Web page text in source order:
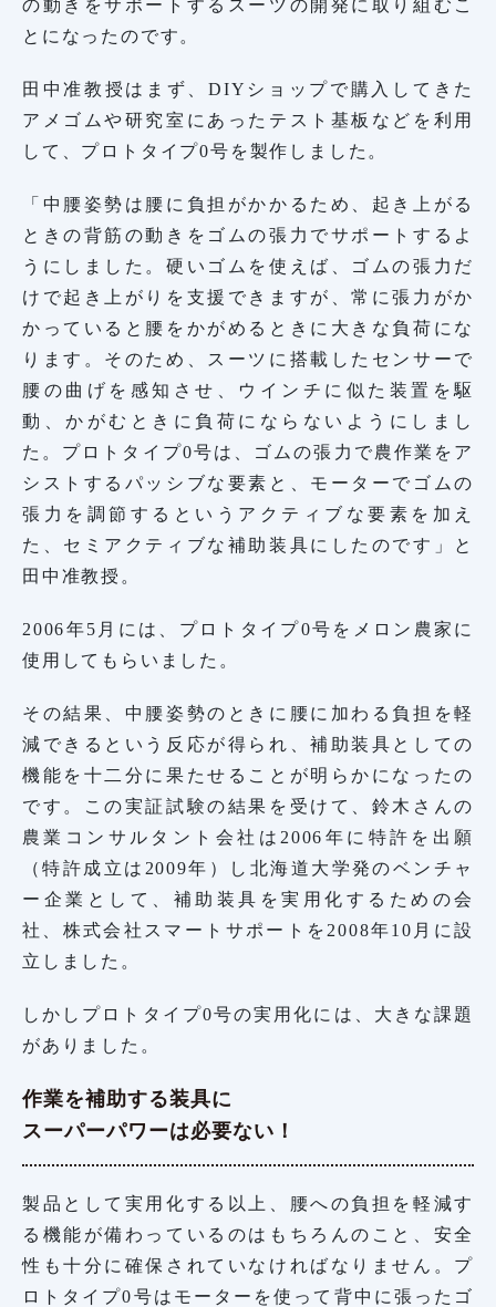
の動きをサポートするスーツの開発に取り組むこ
とになったのです。
田中准教授はまず、DIYショップで購入してきた
アメゴムや研究室にあったテスト基板などを利用
して、プロトタイプ0号を製作しました。
「中腰姿勢は腰に負担がかかるため、起き上がる
ときの背筋の動きをゴムの張力でサポートするよ
うにしました。硬いゴムを使えば、ゴムの張力だ
けで起き上がりを支援できますが、常に張力がか
かっていると腰をかがめるときに大きな負荷にな
ります。そのため、スーツに搭載したセンサーで
腰の曲げを感知させ、ウインチに似た装置を駆
動、かがむときに負荷にならないようにしまし
た。プロトタイプ0号は、ゴムの張力で農作業をア
シストするパッシブな要素と、モーターでゴムの
張力を調節するというアクティブな要素を加え
た、セミアクティブな補助装具にしたのです」と
田中准教授。
2006年5月には、プロトタイプ0号をメロン農家に
使用してもらいました。
その結果、中腰姿勢のときに腰に加わる負担を軽
減できるという反応が得られ、補助装具としての
機能を十二分に果たせることが明らかになったの
です。この実証試験の結果を受けて、鈴木さんの
農業コンサルタント会社は2006年に特許を出願
（特許成立は2009年）し北海道大学発のベンチャ
ー企業として、補助装具を実用化するための会
社、株式会社スマートサポートを2008年10月に設
立しました。
しかしプロトタイプ0号の実用化には、大きな課題
がありました。
作業を補助する装具に
スーパーパワーは必要ない！
製品として実用化する以上、腰への負担を軽減す
る機能が備わっているのはもちろんのこと、安全
性も十分に確保されていなければなりません。プ
ロトタイプ0号はモーターを使って背中に張ったゴ